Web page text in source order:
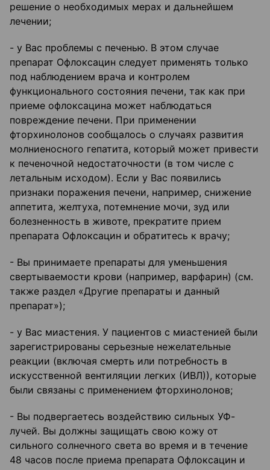
решение о необходимых мерах и дальнейшем
лечении;
- у Вас проблемы с печенью. В этом случае
препарат Офлоксацин следует применять только
под наблюдением врача и контролем
функционального состояния печени, так как при
приеме офлоксацина может наблюдаться
повреждение печени. При применении
фторхинолонов сообщалось о случаях развития
молниеносного гепатита, который может привести
к печеночной недостаточности (в том числе с
летальным исходом). Если у Вас появились
признаки поражения печени, например, снижение
аппетита, желтуха, потемнение мочи, зуд или
болезненность в животе, прекратите прием
препарата Офлоксацин и обратитесь к врачу;
- Вы принимаете препараты для уменьшения
свертываемости крови (например, варфарин) (см.
также раздел «Другие препараты и данный
препарат»);
- у Вас миастения. У пациентов с миастенией были
зарегистрированы серьезные нежелательные
реакции (включая смерть или потребность в
искусственной вентиляции легких (ИВЛ)), которые
были связаны с применением фторхинолонов;
- Вы подвергаетесь воздействию сильных УФ-
лучей. Вы должны защищать свою кожу от
сильного солнечного света во время и в течение
48 часов после приема препарата Офлоксацин и